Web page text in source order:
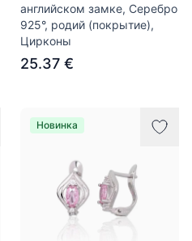
английском замке, Серебро
925°, родий (покрытие),
Цирконы
25.37 €
Новинка